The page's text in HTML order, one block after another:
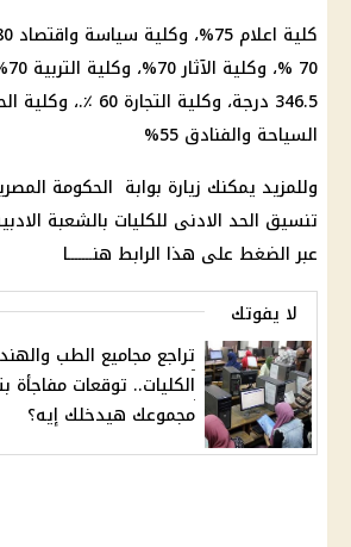
السياحة والفنادق 55%
وللمزيد يمكنك زيارة بوابة الحكومة
تنسيق الحد الادنى للكليات بالشعبة
عبرالضغط على هذا الرابط هنـــــــا
لا يفوتك
تراجع مجاميع الطب
الكليات.. توقعات مفاجأة
مجموعك هيدخلك إيه؟